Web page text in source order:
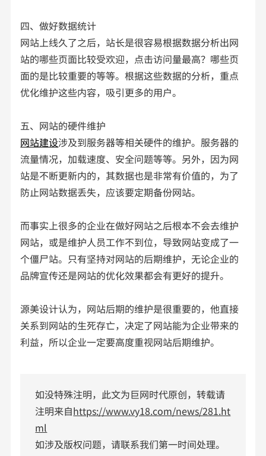
四、做好数据统计
网站上线久了之后，站长是很容易根据数据分析出网
站的哪些页面比较受欢迎，点击访问量最高？哪些页
面的是比较重要的等等。根据这些数据的分析，重点
优化维护这些内容，吸引更多的用户。
五、网站的硬件维护
网站建设涉及到服务器等相关硬件的维护。服务器的
流量情况，加载速度、安全问题等等。另外，因为网
站是不断更新内的，其数据也是非常有价值的，为了
防止网站数据丢失，应该要定期备份网站。
而事实上很多的企业在做好网站之后根本不会去维护
网站，或是维护人员工作不到位，导致网站变成了一
个僵尸站。只有坚持对网站的后期维护，无论企业的
品牌宣传还是网站的优化效果都会有更好的提升。
源美设计认为，网站后期的维护是很重要的，他直接
关系到网站的生死存亡，决定了网站能为企业带来的
利益，所以企业一定要高度重视网站后期维护。
如没特殊注明，此文为巨网时代原创，转载请
注明来自https://www.vy18.com/news/281.ht
ml
如涉及版权问题，请联系我们第一时间处理。